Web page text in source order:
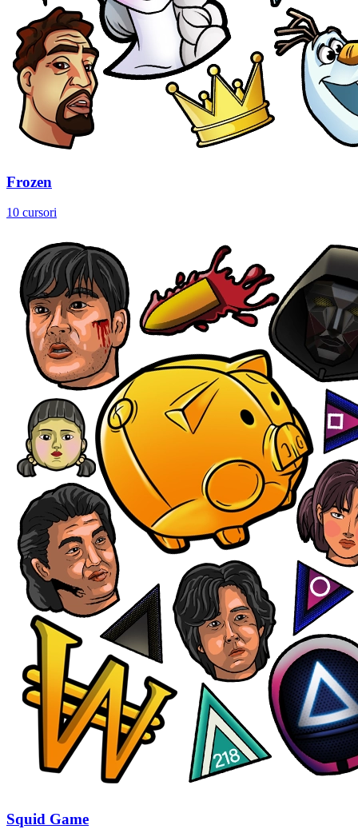
Frozen
10 cursori
Squid Game